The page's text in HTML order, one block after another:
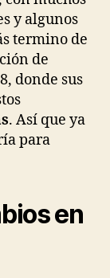
y algunos
termino de
de
donde sus
. Así que ya
para
en